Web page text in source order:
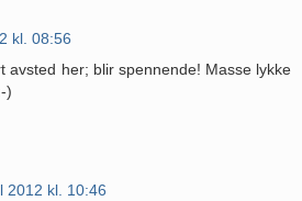
kl. 08:56
avsted her; blir spennende! Masse lykke
)
2012 kl. 10:46